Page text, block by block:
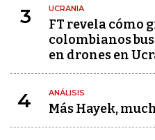
3 UCRANIA
FT revela cómo
colombianos
en drones en
4 ANÁLISIS
Más Hayek,